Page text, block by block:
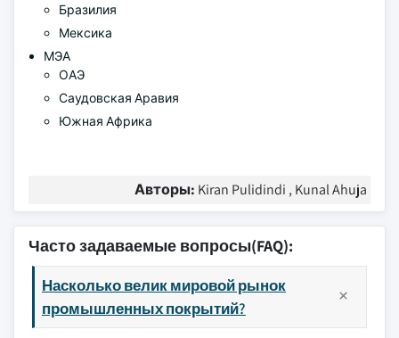
Бразилия
Мексика
МЭА
ОАЭ
Саудовская Аравия
Южная Африка
Авторы: Kiran Pulidindi , Kunal Ahuja
Часто задаваемые вопросы(FAQ):
Насколько велик мировой рынок
промышленных покрытий?